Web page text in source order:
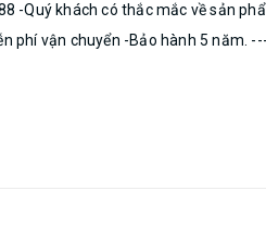
-Quý khách có thắc mắc về sản
phí vận chuyển -Bảo hành 5 năm.